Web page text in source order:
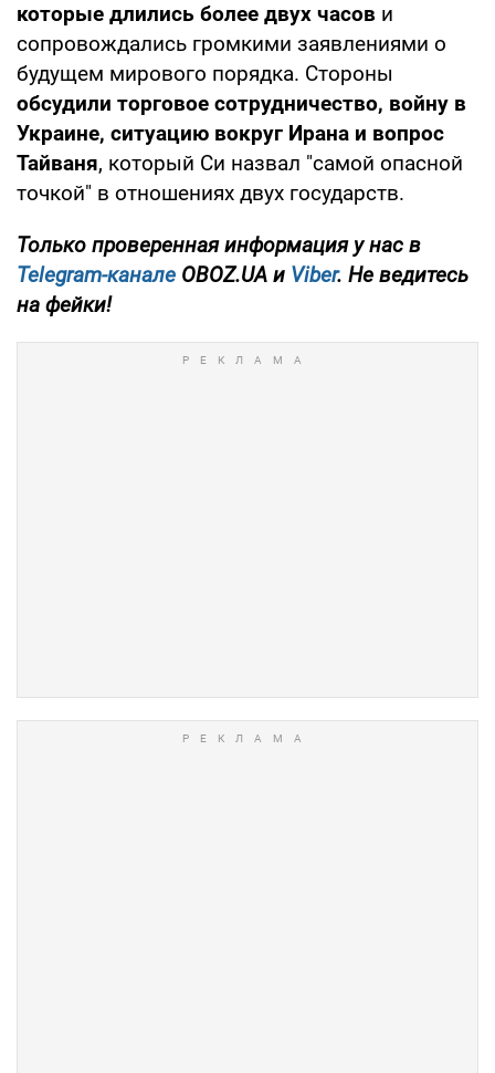
которые длились более двух часов и
сопровождались громкими заявлениями о
будущем мирового порядка. Стороны
обсудили торговое сотрудничество, войну в
Украине, ситуацию вокруг Ирана и вопрос
Тайваня, который Си назвал "самой опасной
точкой" в отношениях двух государств.
Только проверенная информация у нас в
Telegram-канале OBOZ.UA и Viber. Не ведитесь
на фейки!